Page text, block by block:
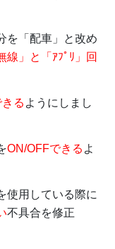
を「配車」と改め
線」と「ｱﾌﾟﾘ」回
る ようにしまし
ON/OFFできる よ
使用している際に
不具合を修正